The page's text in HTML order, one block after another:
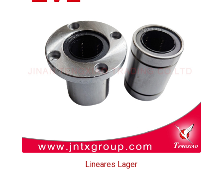
Radlager
Lineares Lager